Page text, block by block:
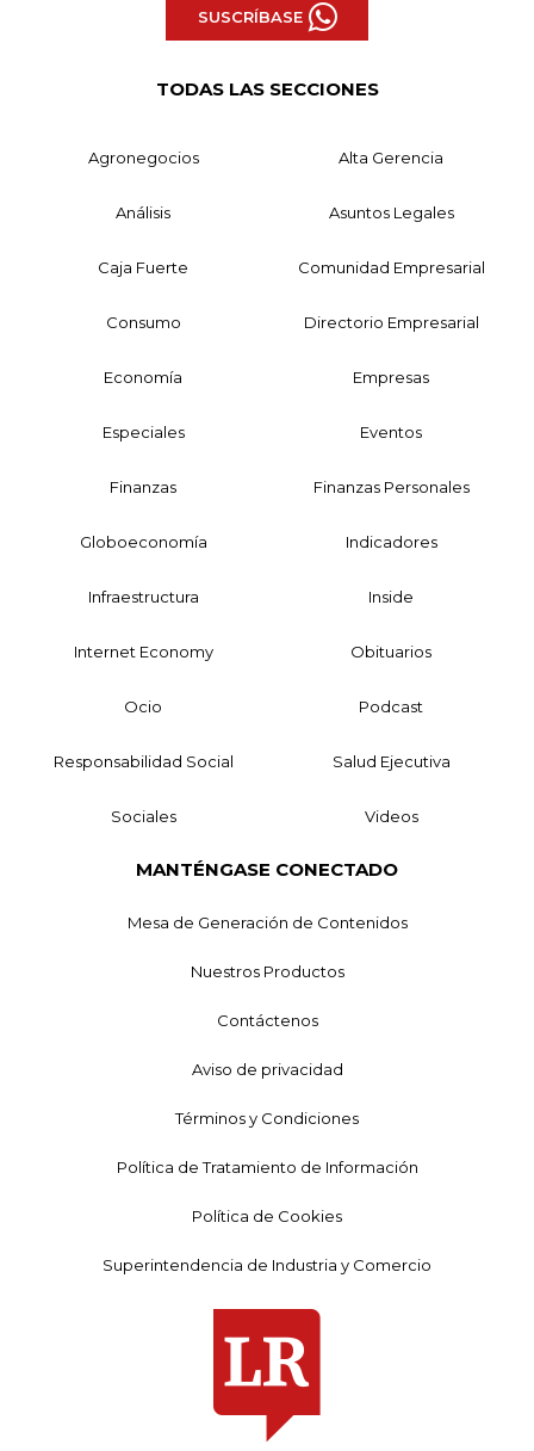
SUSCRÍBASE
TODAS LAS SECCIONES
Agronegocios Alta Gerencia
Análisis Asuntos Legales
Caja Fuerte Comunidad Empresarial
Consumo Directorio Empresarial
Economía Empresas
Especiales Eventos
Finanzas Finanzas Personales
Globoeconomía Indicadores
Infraestructura Inside
Internet Economy Obituarios
Ocio Podcast
Responsabilidad Social Salud Ejecutiva
Sociales Videos
MANTÉNGASE CONECTADO
Mesa de Generación de Contenidos
Nuestros Productos
Contáctenos
Aviso de privacidad
Términos y Condiciones
Política de Tratamiento de Información
Política de Cookies
Superintendencia de Industria y Comercio